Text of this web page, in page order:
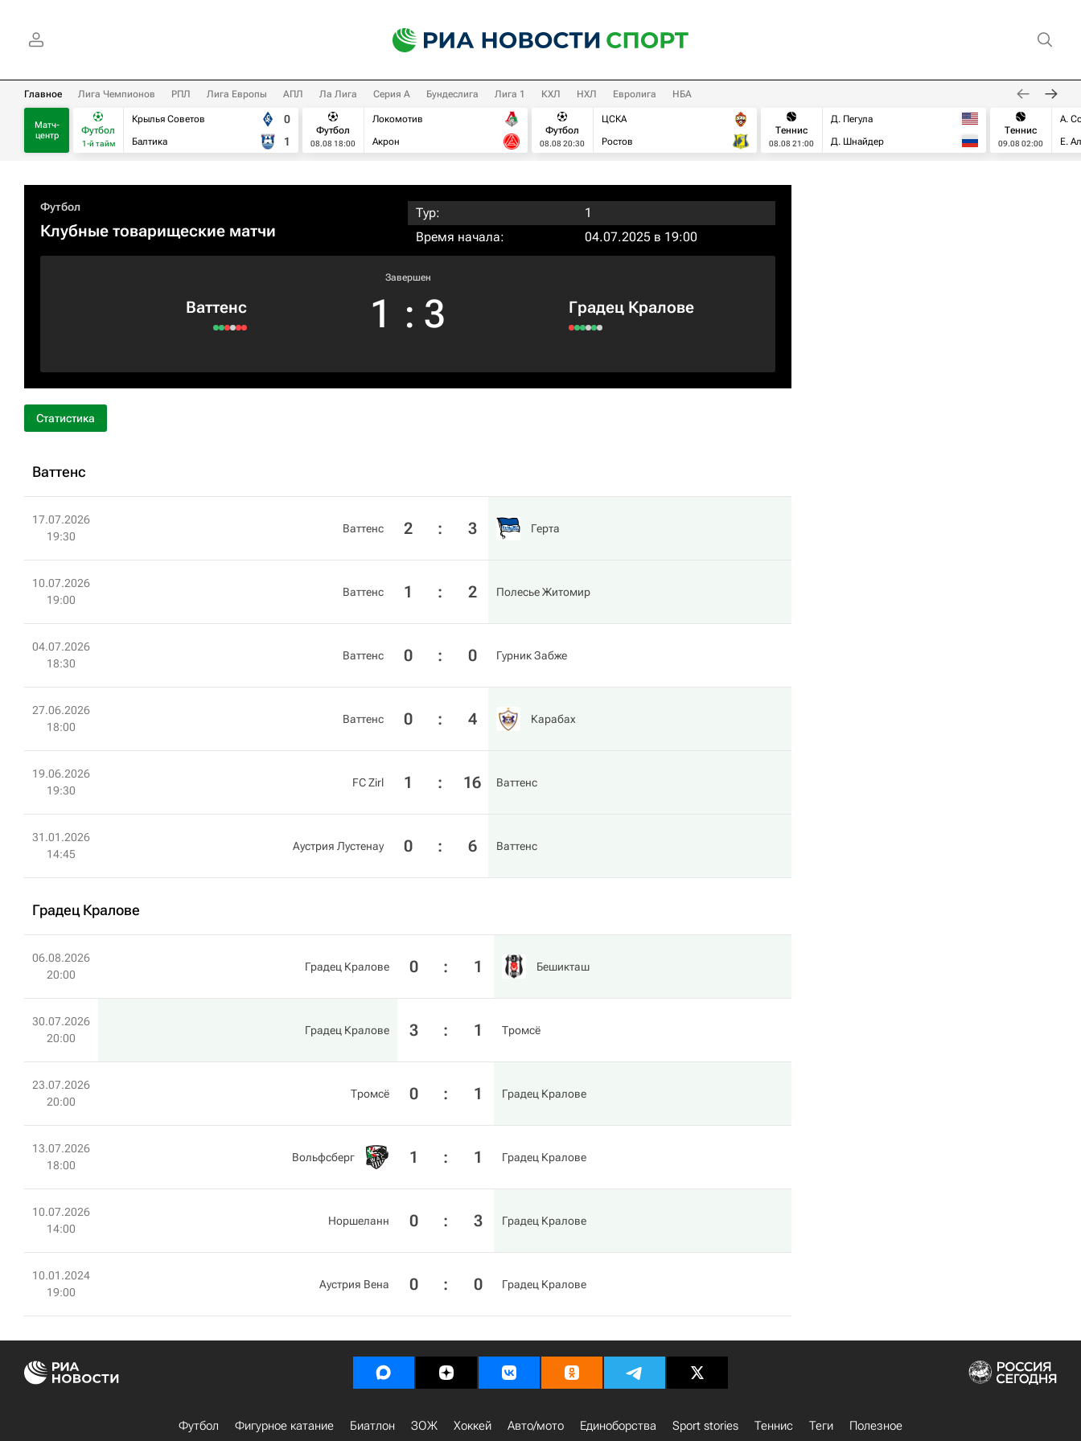
Главное Лига Чемпионов РПЛ Лига Европы АПЛ Ла Лига Серия А Бундеслига Лига 1 КХЛ НХЛ Евролига НБА
Матч-
центр
Футбол
1-й тайм
Крылья Советов
Балтика
0
1
Футбол
08.08 18:00
Локомотив
Акрон
Футбол
08.08 20:30
ЦСКА
Ростов
Теннис
08.08 21:00
Д. Пегула
Д. Шнайдер
Теннис
09.08 02:00
А.
Е.
Футбол
Клубные товарищеские матчи
Тур:
1
Время начала:
04.07.2025 в 19:00
Ваттенс
Завершен
1 : 3 Градец Кралове
Статистика
Ваттенс
17.07.2026
19:30
Ваттенс 2 : 3 Герта
10.07.2026
19:00
Ваттенс 1 : 2 Полесье Житомир
04.07.2026
18:30
Ваттенс 0 : 0 Гурник Забже
27.06.2026
18:00
Ваттенс 0 : 4 Карабах
19.06.2026
19:30
FC Zirl 1 : 16 Ваттенс
31.01.2026
14:45
Аустрия Лустенау 0 : 6 Ваттенс
Градец Кралове
06.08.2026
20:00
Градец Кралове 0 : 1 Бешикташ
30.07.2026
20:00
Градец Кралове 3 : 1 Тромсё
23.07.2026
20:00
Тромсё 0 : 1 Градец Кралове
13.07.2026
18:00
Вольфсберг 1 : 1 Градец Кралове
10.07.2026
14:00
Норшеланн 0 : 3 Градец Кралове
10.01.2024
19:00
Аустрия Вена 0 : 0 Градец Кралове
Футбол Фигурное катание Биатлон ЗОЖ Хоккей Авто/мото Единоборства Sport stories Теннис Теги Полезное